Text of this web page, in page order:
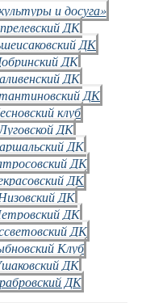
и досуга»
ДК
ДК
ДК
ДК
ДК
клуб
ДК
ДК
ДК
ДК
ДК
ДК
ДК
Клуб
ДК
ДК